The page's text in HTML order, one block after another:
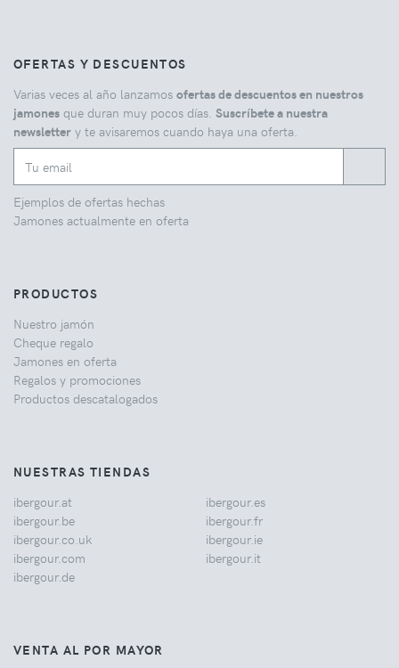
OFERTAS Y DESCUENTOS
Varias veces al año lanzamos ofertas de descuentos en nuestros
jamones que duran muy pocos días. Suscríbete a nuestra
newsletter y te avisaremos cuando haya una oferta.
Ejemplos de ofertas hechas
Jamones actualmente en oferta
PRODUCTOS
Nuestro jamón
Cheque regalo
Jamones en oferta
Regalos y promociones
Productos descatalogados
NUESTRAS TIENDAS
ibergour.at
ibergour.be
ibergour.co.uk
ibergour.com
ibergour.de
ibergour.es
ibergour.fr
ibergour.ie
ibergour.it
VENTA AL POR MAYOR